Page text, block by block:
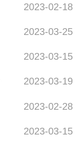
2023-02-18
2023-03-25
2023-03-15
2023-03-19
2023-02-28
2023-03-15